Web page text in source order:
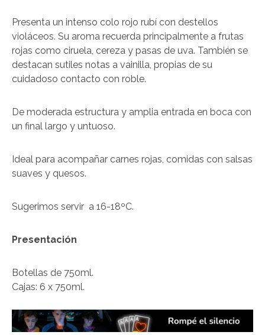
Presenta un intenso colo rojo rubí con destellos
violáceos. Su aroma recuerda principalmente a frutas
rojas como ciruela, cereza y pasas de uva. También se
destacan sutiles notas a vainilla, propias de su
cuidadoso contacto con roble.
De moderada estructura y amplia entrada en boca con
un final largo y untuoso.
Ideal para acompañar carnes rojas, comidas con salsas
suaves y quesos.
Sugerimos servir a 16-18ºC.
Presentación
Botellas de 750ml.
Cajas: 6 x 750ml.